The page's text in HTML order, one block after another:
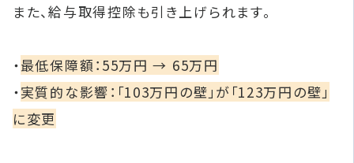
また、給与取得控除も引き上げられます。
・最低保障額：55万円 → 65万円
・実質的な影響：「103万円の壁」が「123万円の壁」
に変更